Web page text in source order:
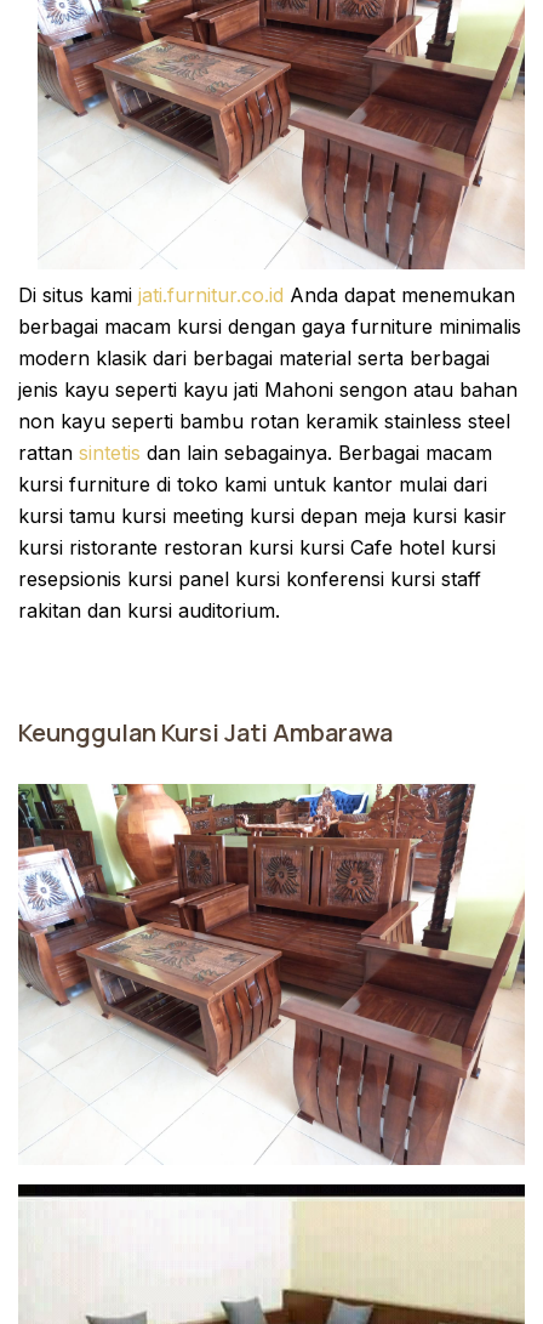
Di situs kami jati.furnitur.co.id Anda dapat menemukan
berbagai macam kursi dengan gaya furniture minimalis
modern klasik dari berbagai material serta berbagai
jenis kayu seperti kayu jati Mahoni sengon atau bahan
non kayu seperti bambu rotan keramik stainless steel
rattan sintetis dan lain sebagainya. Berbagai macam
kursi furniture di toko kami untuk kantor mulai dari
kursi tamu kursi meeting kursi depan meja kursi kasir
kursi ristorante restoran kursi kursi Cafe hotel kursi
resepsionis kursi panel kursi konferensi kursi staff
rakitan dan kursi auditorium.
Keunggulan Kursi Jati Ambarawa